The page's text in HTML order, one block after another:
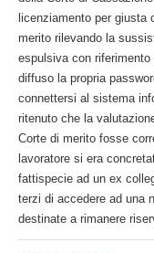
licenziamento per giusta
merito rilevando la
espulsiva con
diffuso la propria
connettersi al sistema
ritenuto che la
Corte di merito fosse
lavoratore si era
fattispecie ad un ex
terzi di accedere ad una
destinate a rimanere